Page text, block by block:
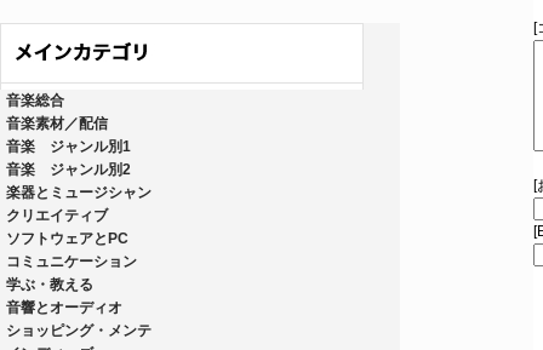
音楽総合
音楽素材／配信
音楽 ジャンル別1
音楽 ジャンル別2
楽器とミュージシャン
クリエイティブ
ソフトウェアとPC
コミュニケーション
学ぶ・教える
音響とオーディオ
ショッピング・メンテ
[
[